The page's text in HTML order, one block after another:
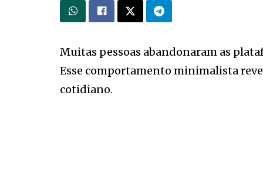
Muitas pessoas abandonaram as
Esse comportamento minimalista
cotidiano.